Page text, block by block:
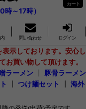
時～17時）
カート
問い合わせ ログイン
示しております。安心し
お買い物して頂けます。
ラーメン
豚骨ラーメン
つけ麺セット
海外